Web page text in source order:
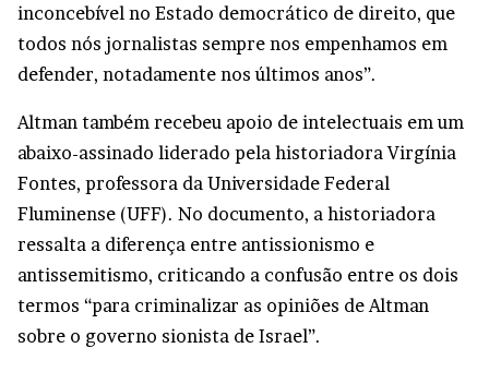
inconcebível no Estado democrático de direito, que
todos nós jornalistas sempre nos empenhamos em
defender, notadamente nos últimos anos”.
Altman também recebeu apoio de intelectuais em um
abaixo-assinado liderado pela historiadora Virgínia
Fontes, professora da Universidade Federal
Fluminense (UFF). No documento, a historiadora
ressalta a diferença entre antissionismo e
antissemitismo, criticando a confusão entre os dois
termos “para criminalizar as opiniões de Altman
sobre o governo sionista de Israel”.